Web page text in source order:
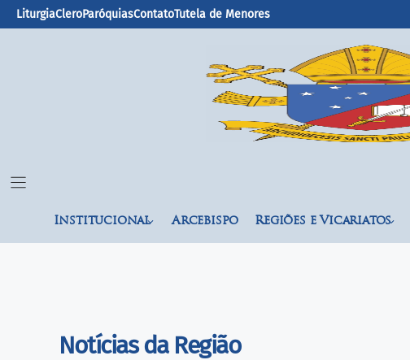
LiturgiaCleroParóquiasContatoTutela de Menores
Institucional Arcebispo Regiões e Vicariatos
Notícias da Região